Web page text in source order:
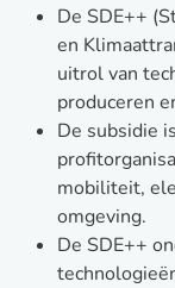
De SDE++
en
uitrol van
produceren
De subsidie
mobiliteit,
omgeving.
De SDE++